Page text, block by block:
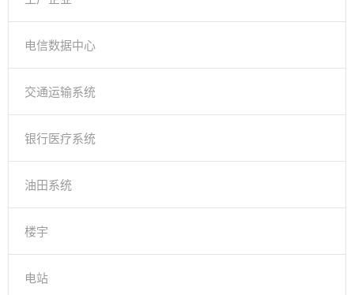
电信数据中心
交通运输系统
银行医疗系统
油田系统
楼宇
电站